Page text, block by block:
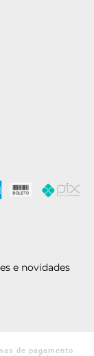
e novidades
de pagamento